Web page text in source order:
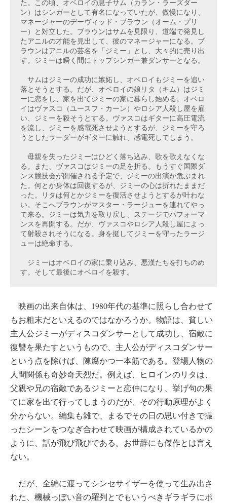
た。この頃、オベロイの息子サム（カラン・ラーズダー
ン）はシンガーとして有名になっていたが、傲慢になり、
マネージャーのデーヴィッド・ブラウン（オーム・プリ
ー）と対立した。ブラウンはサムを見限り、道端で発見し
たアニルの才能を見出して、彼のマネージャーになる。ブ
ラウンはアニルの芸名を「ジミー」とし、大々的に売り出
す。ジミーは瞬く間にトップシンガー兼ダンサーとなる。
サムはジミーの成功に嫉妬し、オベロイもジミーを追い
落とそうとする。だが、オベロイの娘リタ（キム）はジミ
ーに恋をし、家を出てジミーの家に暮らし始める。オベロ
イはヴァスコ（ユースフ・カーン）やロシア人殺し屋を雇
い、ジミーを殺そうとする。ヴァスコはギターに高圧電流
を流し、ジミーを感電死させようとするが、ジミーを守ろ
うとしたラーダーがギターに触れ、感電死してしまう。
母親を失ったジミーはひどく落ち込み、歌を歌えなくな
る。また、ヴァスコはジミーの足を折る。もうすぐ国際ダ
ンス競技会が開催される予定で、ジミーの出演が危ぶまれ
た。何とか身体は回復するが、ジミーの心は折れたままだ
った。リタは何とかジミーを復活させようとするが叶わな
い。そこへブラウンがマスター・ラージューを連れてやっ
て来る。ジミーは気力を取り戻し、ステージでパフォーマ
ンスを再開する。だが、ヴァスコやロシア人殺し屋によっ
て射殺されそうになる。身を挺してジミーを守ったラージ
ューは絶命する。
ジミーはオベロイの家に乗り込み、悪漢たちを打ちのめ
す。そして最後にオベロイを殺す。
映画の出来自体は、1980年代の基準に照らし合わせて
もお粗末だといえるのではなかろうか。物語は、貧しい
主人公ジミーがディスコダンサーとして成功し、宿敵に
復讐を果たすというもので、主人公がディスコダンサー
という点を除けば、陳腐かつ一本筋である。登場人物の
人間関係も奇妙奇天烈だ。例えば、ヒロインのリタは、
父親や兄の宿敵であるジミーと恋仲になり、挙げ句の果
てに家を出て行ってしまうのだが、その行動原理がよく
分からない。編集も雑で、まるでその日の思い付きで撮
ったシーンをつなぎ合わせて映画が構成されているかの
ように、話が飛び飛びである。お世辞にも傑作とは言え
ない。
だが、全編に渡ってシンセサイザーを使って生み出さ
れた、機械っぽい音の羅列とでもいうべきギラギラにポ